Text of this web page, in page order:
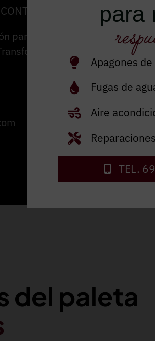
para realizar una reforma
espacios con nosotros.
del paleta
para
Apagones
Fugas de
Aire
TEL.